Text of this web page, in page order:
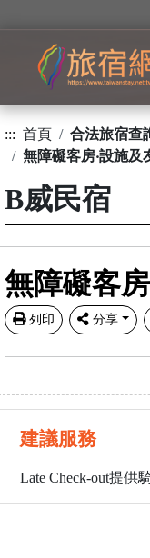
::: 首頁 合法旅宿查
無障礙客房‧設施及
B威民宿
無障礙客
列印 分享
建議服務
Late Check-out提供